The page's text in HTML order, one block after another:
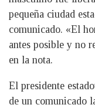
pequeña ciudad
comunicado. «El
antes posible y no
en la nota.
El presidente
de un comunicado